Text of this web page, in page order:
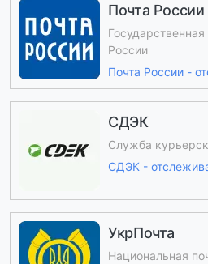
Почта России
России
Почта России -
СДЭК
Служба
СДЭК -
УкрПочта
Национальная